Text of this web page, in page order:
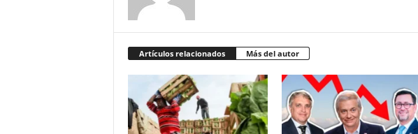
Artículos relacionados Más del autor